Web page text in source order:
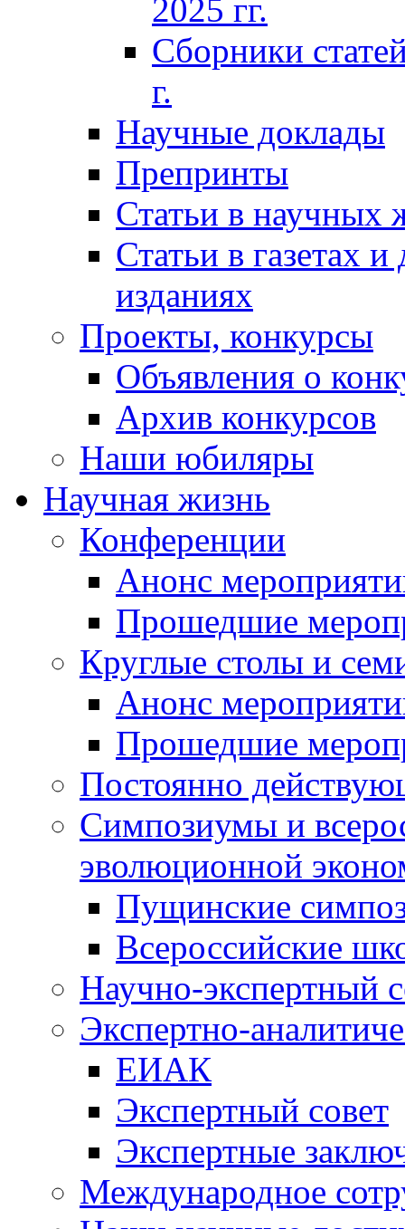
2025 гг.
Сборники
г.
Научные доклады
Препринты
Статьи в научных
Статьи в газетах
изданиях
Проекты, конкурсы
Объявления о
Архив конкурсов
Наши юбиляры
Научная жизнь
Конференции
Анонс
Прошедшие
Круглые столы и
Анонс
Прошедшие
Постоянно
Симпозиумы и
эволюционной
Пущинские
Всероссийские
Научно-экспертный
Экспертно-
ЕИАК
Экспертный совет
Экспертные
Международное